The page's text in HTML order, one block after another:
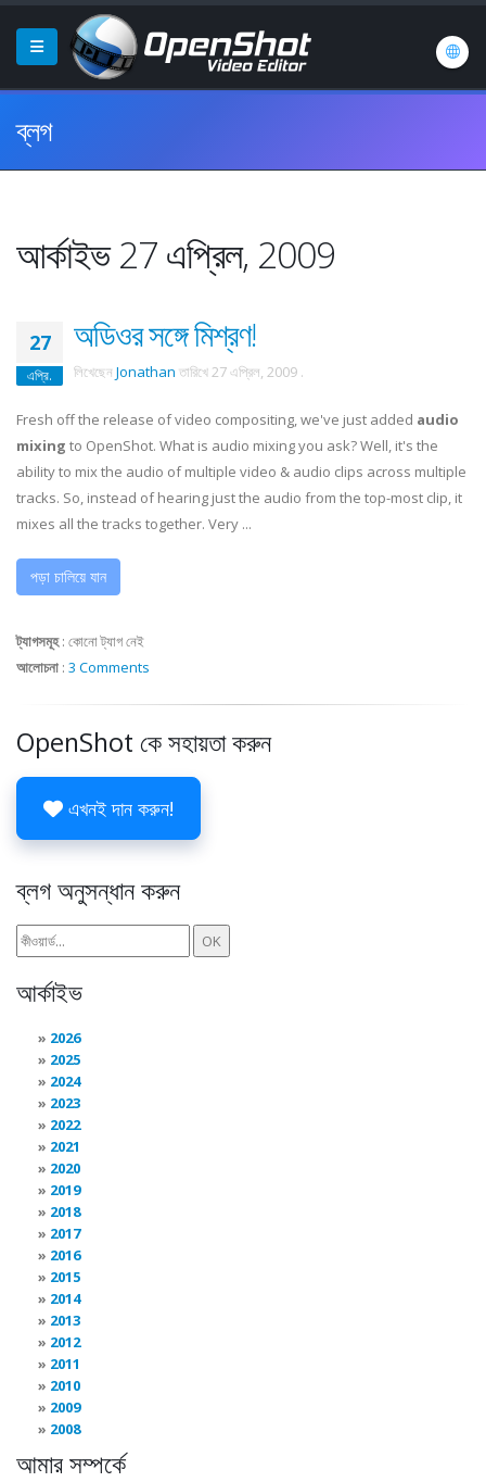
ব্লগ
আর্কাইভ 27 এপ্রিল, 2009
27
এপ্রি.
অডিওর সঙ্গে মিশ্রণ!
লিখেছেন Jonathan তারিখে27 এপ্রিল, 2009 .
Fresh off the release of video compositing, we've just added audio
mixing to OpenShot. What is audio mixing you ask? Well, it's the
ability to mix the audio of multiple video & audio clips across multiple
tracks. So, instead of hearing just the audio from the top-most clip, it
mixes all the tracks together. Very ...
পড়া চালিয়ে যান
ট্যাগসমূহ: কোনো ট্যাগ নেই
আলোচনা : 3 Comments
OpenShot কে সহায়তা করুন
এখনই দান করুন!
ব্লগ অনুসন্ধান করুন
আর্কাইভ
2026
2025
2024
2023
2022
2021
2020
2019
2018
2017
2016
2015
2014
2013
2012
2011
2010
2009
2008
আমার সম্পর্কে